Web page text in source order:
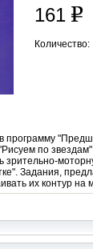
161
Количество:
программу
по
зрительно-
Задания,
их контур на